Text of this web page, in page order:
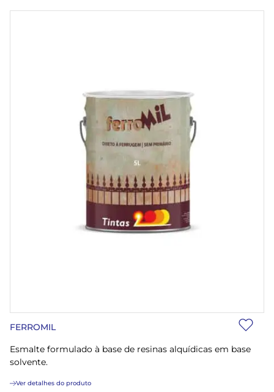
FERROMIL
Esmalte formulado à base de resinas alquídicas em base
solvente.
Ver detalhes do produto